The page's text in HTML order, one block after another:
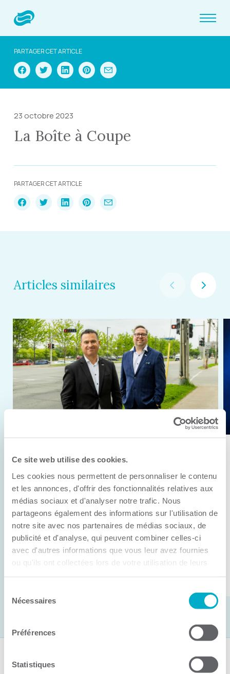
Ce site web utilise des cookies.
Les cookies nous permettent de personnaliser le contenu
et les annonces, d'offrir des fonctionnalités relatives aux
médias sociaux et d'analyser notre trafic. Nous
partageons également des informations sur l'utilisation de
notre site avec nos partenaires de médias sociaux, de
publicité et d'analyse, qui peuvent combiner celles-ci
avec d'autres informations que vous leur avez fournies
ou qu'ils ont collectées lors de votre utilisation de leurs
Nécessaires
Préférences
Statistiques
PARTAGER CET ARTICLE
23 octobre 2023
La Boîte à Coupe
PARTAGER CET ARTICLE
Articles similaires
Anick Métivier devient le nouveau
président de la CCI3R
C’est lors de son assemblée générale annuelle
tenue hier que la Chambre de commerce et
d’industries de ...
Suivez-nous